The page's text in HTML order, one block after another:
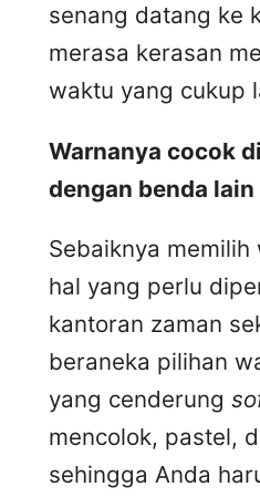
senang datang ke
merasa kerasan
waktu yang cukup
Warnanya cocok
dengan benda
Sebaiknya
hal yang perlu
kantoran zaman
beraneka pilihan
yang cenderung
mencolok, pastel,
sehingga Anda